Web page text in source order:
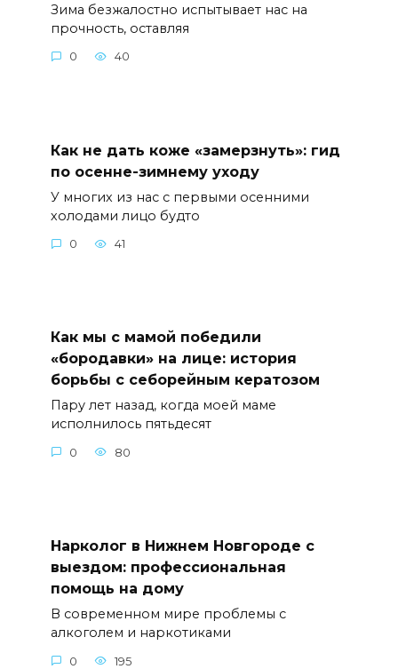
Зима безжалостно испытывает нас на
прочность, оставляя
0 40
Как не дать коже «замерзнуть»: гид
по осенне-зимнему уходу
У многих из нас с первыми осенними
холодами лицо будто
0 41
Как мы с мамой победили
«бородавки» на лице: история
борьбы с себорейным кератозом
Пару лет назад, когда моей маме
исполнилось пятьдесят
0 80
Нарколог в Нижнем Новгороде с
выездом: профессиональная
помощь на дому
В современном мире проблемы с
алкоголем и наркотиками
0 195